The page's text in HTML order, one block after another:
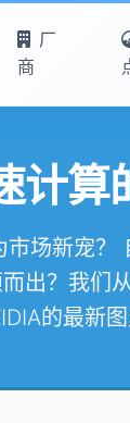
厂
商
计算
场新宠
出？我们
的最新